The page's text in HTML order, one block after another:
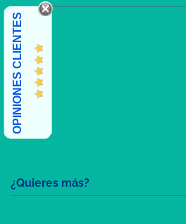
¿Quieres más?
OPINIONES CLIENTES